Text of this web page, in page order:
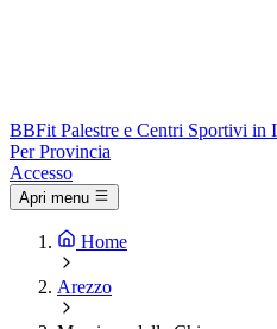
BBFit Palestre e Centri Sportivi in
Per Provincia
Accesso
Apri menu
Home
Arezzo